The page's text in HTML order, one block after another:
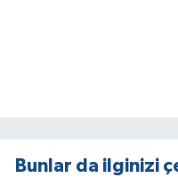
Bunlar da ilginizi